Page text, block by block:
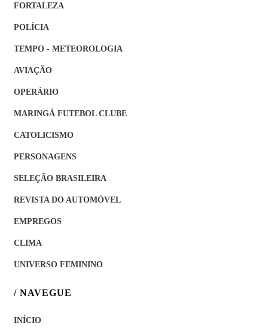
FORTALEZA
POLÍCIA
TEMPO - METEOROLOGIA
AVIAÇÃO
OPERÁRIO
MARINGÁ FUTEBOL CLUBE
CATOLICISMO
PERSONAGENS
SELEÇÃO BRASILEIRA
REVISTA DO AUTOMÓVEL
EMPREGOS
CLIMA
UNIVERSO FEMININO
/ NAVEGUE
INÍCIO